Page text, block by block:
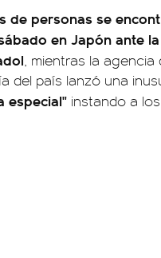
de personas se
en Japón ante
, mientras la agencia
del país lanzó una
especial" instando a